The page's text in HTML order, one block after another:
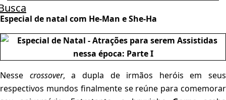
Especial de natal com He-Man e She-Ha
Nesse crossover, a dupla de irmãos heróis em seus
respectivos mundos finalmente se reúne para comemorar